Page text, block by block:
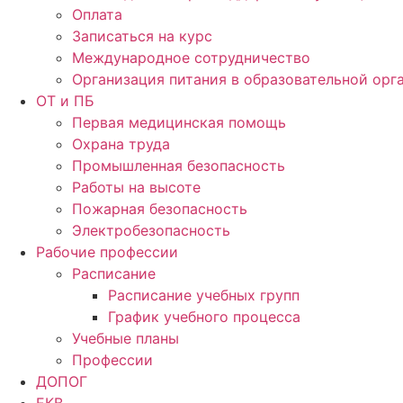
Оплата
Записаться на курс
Международное сотрудничество
Организация питания в образовательной
ОТ и ПБ
Первая медицинская помощь
Охрана труда
Промышленная безопасность
Работы на высоте
Пожарная безопасность
Электробезопасность
Рабочие профессии
Расписание
Расписание учебных групп
График учебного процесса
Учебные планы
Профессии
ДОПОГ